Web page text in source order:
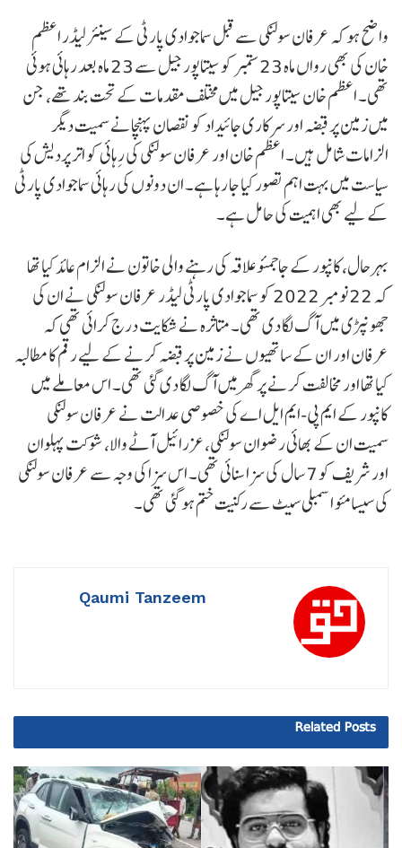
واضح ہو کہ عرفان سولنکی سے قبل سماجوادی پارٹی کے سینئر لیڈر اعظم
خان کی بھی رواں ماہ 23 ستمبر کو سیتاپور جیل سے 23 ماہ بعد رہائی ہوئی
تھی۔ اعظم خان سیتاپور جیل میں مختلف مقدمات کے تحت بند تھے، جن
میں زمین پر قبضہ اور سرکاری جائیداد کو نقصان پہنچانے سمیت دیگر
الزامات شامل ہیں۔ اعظم خان اور عرفان سولنکی کی رِہائی کو اتر پردیش کی
سیاست میں بہت اہم تصور کیا جا رہا ہے۔ ان دونوں کی رہائی سماجوادی پارٹی
کے لیے بھی اہمیت کی حامل ہے۔
بہرحال، کانپور کے جاجمئو علاقہ کی رہنے والی خاتون نے الزام عائد کیا تھا
کہ 22 نومبر 2022 کو سماجوادی پارٹی لیڈر عرفان سولنکی نے ان کی
جھونپڑی میں آگ لگا دی تھی۔ متاثرہ نے شکایت درج کرائی تھی کہ
عرفان اور ان کے ساتھیوں نے زمین پر قبضہ کرنے کے لیے رقم کا مطالبہ
کیا تھا اور مخالفت کرنے پر گھر میں آگ لگا دی گئی تھی۔ اس معاملے میں
کانپور کے ایم پی-ایم ایل اے کی خصوصی عدالت نے عرفان سولنکی
سمیت ان کے بھائی رضوان سولنکی، عزرائیل آٹے والا، شوکت پہلوان
اور شریف کو 7 سال کی سزا سنائی تھی۔ اس سزا کی وجہ سے عرفان سولنکی
کی سیسامئو اسمبلی سیٹ سے رکنیت ختم ہو گئی تھی۔
Qaumi Tanzeem
Related Posts